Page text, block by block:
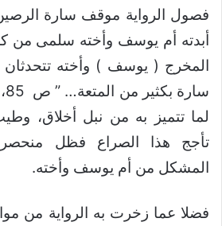
فصول الرواية موقف سارة
أبدته أم يوسف وأخته سلمى من
المخرج ( يوسف ) وأخته
لما تتميز به من نبل أخلاق،
تأجج هذا الصراع فظل
المشكل من أم يوسف وأخته.
فضلا عما زخرت به الرواية من